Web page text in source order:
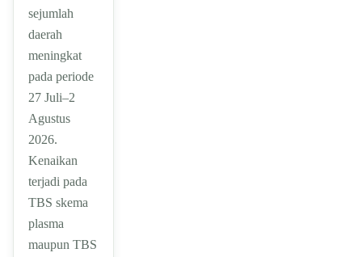
sejumlah
daerah
meningkat
pada periode
27 Juli–2
Agustus
2026.
Kenaikan
terjadi pada
TBS skema
plasma
maupun TBS